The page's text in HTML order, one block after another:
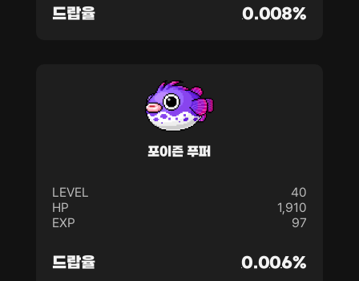
드랍율 0.008%
포이즌 푸퍼
LEVEL
40
HP
1,910
EXP
97
드랍율 0.006%